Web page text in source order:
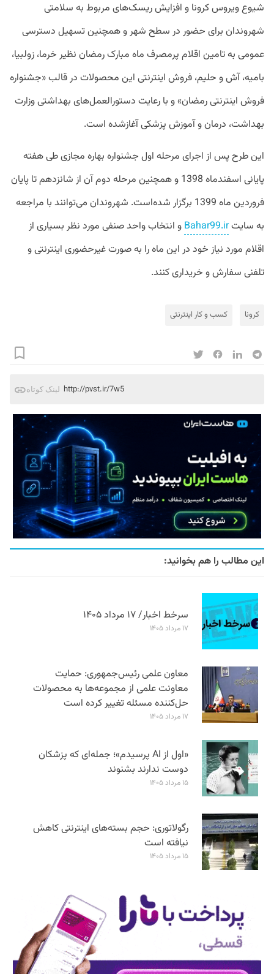
شیوع ویروس کرونا و افزایش ریسک‌های مربوط به سلامتی
شهروندان برای حضور در سطح شهر و همچنین تسهیل دسترسی
عمومی به تامین اقلام پرمصرف ماه مبارک رمضان نظیر خرما، زولبیا،
بامیه، آش و حلیم، فروش اینترنتی این محصولات در قالب «جشنواره
فروش اینترنتی رمضان» و با رعایت دستورالعمل‌های بهداشتی وزارت
بهداشت، درمان و آموزش پزشکی آغازشده است.
این طرح پس از اجرای مرحله اول جشنواره بهاره مجازی طی هفته
پایانی اسفندماه 1398 و همچنین مرحله دوم آن از شانزدهم تا پایان
فروردین ماه 1399 برگزار شده‌است. شهروندان می‌توانند با مراجعه
به سایتBahar99.ir و انتخاب واحد صنفی مورد نظر بسیاری از
اقلام مورد نیاز خود در این ماه را به صورت غیرحضوری اینترنتی و
تلفنی سفارش و خریداری کنند.
کرونا کسب و کار اینترنتی
لینک کوتاه http://pvst.ir/7w5
این مطالب را هم بخوانید:
سرخط اخبار/ ۱۷ مرداد ۱۴۰۵
۱۷ مرداد ۱۴۰۵
معاون علمی رئیس‌جمهوری: حمایت
معاونت علمی از مجموعه‌ها به محصولات
حل‌کننده مسئله تغییر کرده است
۱۷ مرداد ۱۴۰۵
«اول از AI پرسیدم»؛ جمله‌ای که پزشکان
دوست ندارند بشنوند
۱۵ مرداد ۱۴۰۵
رگولاتوری: حجم بسته‌های اینترنتی کاهش
نیافته است
۱۵ مرداد ۱۴۰۵